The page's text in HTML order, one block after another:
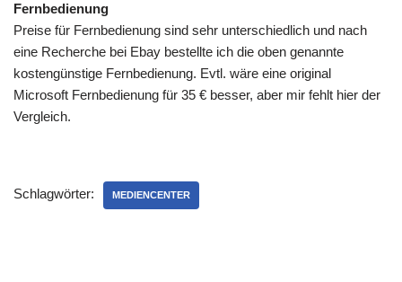
Fernbedienung
Preise für Fernbedienung sind sehr unterschiedlich und nach
eine Recherche bei Ebay bestellte ich die oben genannte
kostengünstige Fernbedienung. Evtl. wäre eine original
Microsoft Fernbedienung für 35 € besser, aber mir fehlt hier der
Vergleich.
Schlagwörter: MEDIENCENTER